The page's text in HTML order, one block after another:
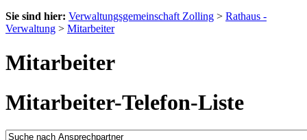
Sie sind hier: Verwaltungsgemeinschaft Zolling > Rathaus -
Verwaltung > Mitarbeiter
Mitarbeiter
Mitarbeiter-Telefon-Liste